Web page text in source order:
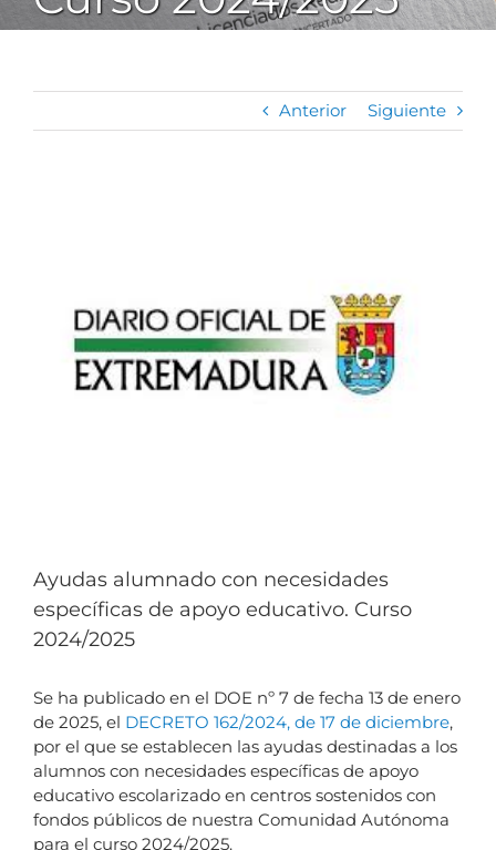
Anterior Siguiente
Ayudas alumnado con necesidades
específicas de apoyo educativo. Curso
2024/2025
Se ha publicado en el DOE nº 7 de fecha 13 de enero
de 2025, el DECRETO 162/2024, de 17 de diciembre,
por el que se establecen las ayudas destinadas a los
alumnos con necesidades específicas de apoyo
educativo escolarizado en centros sostenidos con
fondos públicos de nuestra Comunidad Autónoma
para el curso 2024/2025.